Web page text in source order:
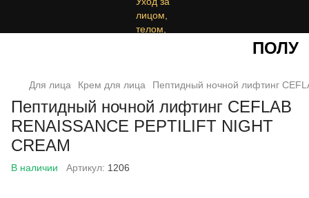
Для лица Крем для лица Пептидный ночной лифтинг
Пептидный ночной лифтинг CEFLAB
RENAISSANCE PEPTILIFT NIGHT
CREAM
В наличии Артикул: 1206